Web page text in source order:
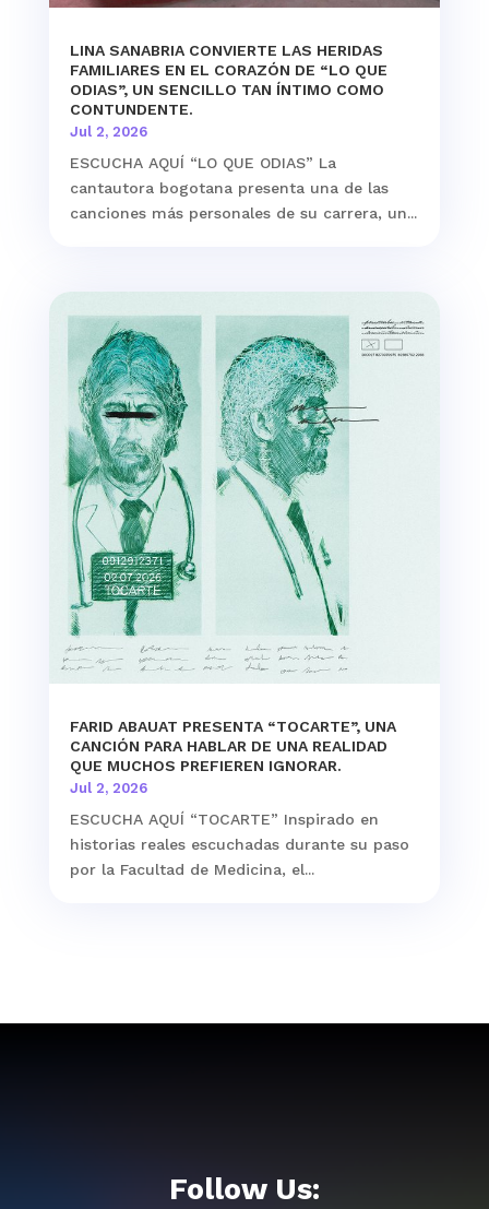
LINA SANABRIA CONVIERTE LAS HERIDAS
FAMILIARES EN EL CORAZÓN DE “LO QUE
ODIAS”, UN SENCILLO TAN ÍNTIMO COMO
CONTUNDENTE.
Jul 2, 2026
ESCUCHA AQUÍ “LO QUE ODIAS” La
cantautora bogotana presenta una de las
canciones más personales de su carrera, un...
FARID ABAUAT PRESENTA “TOCARTE”, UNA
CANCIÓN PARA HABLAR DE UNA REALIDAD
QUE MUCHOS PREFIEREN IGNORAR.
Jul 2, 2026
ESCUCHA AQUÍ “TOCARTE” Inspirado en
historias reales escuchadas durante su paso
por la Facultad de Medicina, el...
Follow Us: